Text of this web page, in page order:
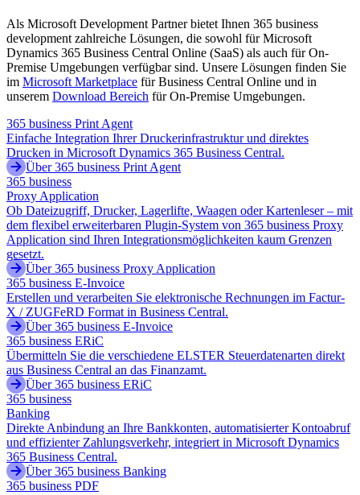
Als Microsoft Development Partner bietet Ihnen 365 business
development zahlreiche Lösungen, die sowohl für Microsoft
Dynamics 365 Business Central Online (SaaS) als auch für On-
Premise Umgebungen verfügbar sind. Unsere Lösungen finden Sie
im Microsoft Marketplace für Business Central Online und in
unserem Download Bereich für On-Premise Umgebungen.
365 business Print Agent
Einfache Integration Ihrer Druckerinfrastruktur und direktes
Drucken in Microsoft Dynamics 365 Business Central.
Über 365 business Print Agent
365 business
Proxy Application
Ob Dateizugriff, Drucker, Lagerlifte, Waagen oder Kartenleser – mit
dem flexibel erweiterbaren Plugin-System von 365 business Proxy
Application sind Ihren Integrationsmöglichkeiten kaum Grenzen
gesetzt.
Über 365 business Proxy Application
365 business E-Invoice
Erstellen und verarbeiten Sie elektronische Rechnungen im Factur-
X / ZUGFeRD Format in Business Central.
Über 365 business E-Invoice
365 business ERiC
Übermitteln Sie die verschiedene ELSTER Steuerdatenarten direkt
aus Business Central an das Finanzamt.
Über 365 business ERiC
365 business
Banking
Direkte Anbindung an Ihre Bankkonten, automatisierter Kontoabruf
und effizienter Zahlungsverkehr, integriert in Microsoft Dynamics
365 Business Central.
Über 365 business Banking
365 business PDF